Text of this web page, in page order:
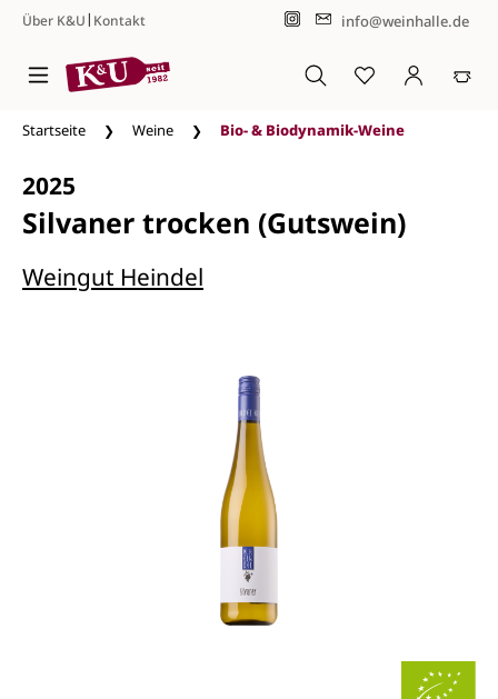
Zum Hauptinhalt springen
Über K&U| Kontakt info@weinhalle.de
Startseite Weine Bio- & Biodynamik-Weine
2025
Silvaner trocken (Gutswein)
Weingut Heindel